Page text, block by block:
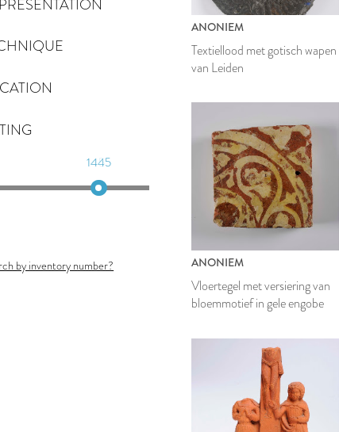
1445
1455
by inventory number?
ANONIEM
Textiellood met gotisch wapen
van Leiden
ANONIEM
Vloertegel met versiering van
bloemmotief in gele engobe